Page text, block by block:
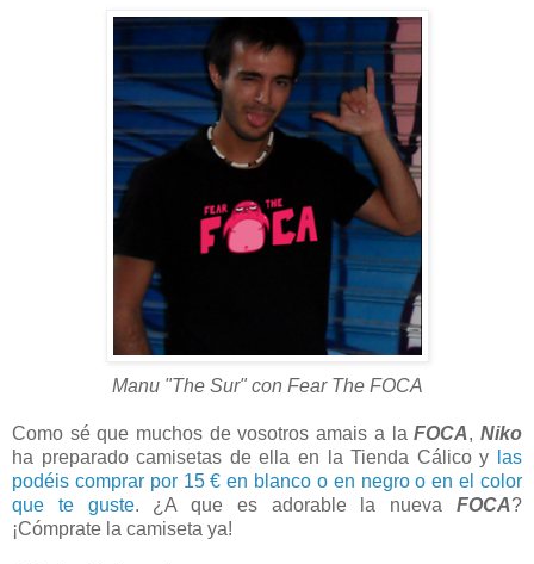
Manu "The Sur" con Fear The FOCA
Como sé que muchos de vosotros amais a la FOCA,Niko
ha preparado camisetas de ella en la Tienda Cálico y
las
podéis comprar por 15 € en blanco o en negro o en el color
que te guste. ¿A que es adorable la nuevaFOCA?
¡Cómprate la camiseta ya!